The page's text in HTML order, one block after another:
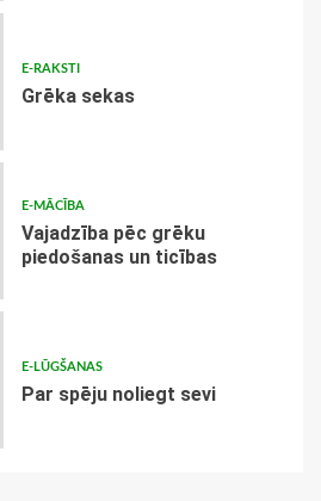
E-RAKSTI
Grēka sekas
E-MĀCĪBA
Vajadzība pēc grēku
piedošanas un ticības
E-LŪGŠANAS
Par spēju noliegt sevi